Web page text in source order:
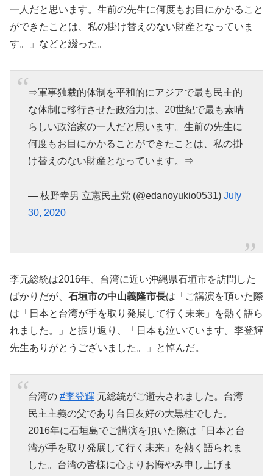
一人だと思います。生前の先生に何度もお目にかかること
ができたことは、私の掛け替えのない財産となっていま
す。」などと綴った。
⇒軍事独裁的体制を平和的にアジアで最も民主的
な体制に移行させた政治力は、20世紀で最も素晴
らしい政治家の一人だと思います。生前の先生に
何度もお目にかかることができたことは、私の掛
け替えのない財産となっています。⇒
— 枝野幸男 立憲民主党 (@edanoyukio0531) July
30, 2020
李元総統は2016年、台湾に近い沖縄県石垣市を訪問した
ばかりだが、 石垣市の中山義隆市長は「ご講演を頂いた際
は「日本と台湾が手を取り発展して行く未来」を熱く語ら
れました。」と振り返り、「日本も泣いています。李登輝
先生ありがとうございました。」と悼んだ。
台湾の #李登輝元総統がご逝去されました。台湾
民主主義の父であり台日友好の大黒柱でした。
2016年に石垣島でご講演を頂いた際は「日本と台
湾が手を取り発展して行く未来」を熱く語られま
した。台湾の皆様に心よりお悔やみ申し上げま